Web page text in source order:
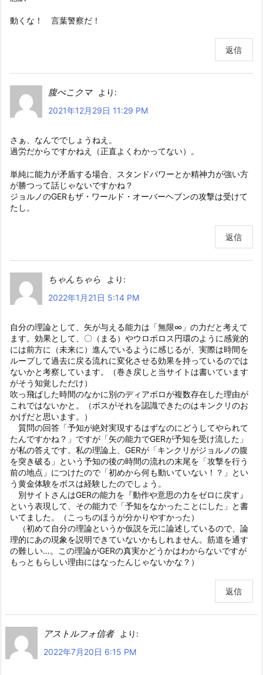
動くな！ 言葉警察だ！
返信
腹ぺこクマ
より:
2021年12月29日 11:29 PM
さぁ、なんででしょうねえ。
過労だからですかねえ（正直よくわかってない）。
単純に能力が矛盾する場合、スタンドパワーとか精神力が強い方
が勝つって話じゃないですかね？
ジョルノのGERもザ・ワールド・オーバーヘブンの攻撃は受けて
たし。
返信
ちゃんちゃら
より:
2022年1月21日 5:14 PM
自分の理論として、矢が与える能力は「無限∞」の力だと考えて
ます。効果として、〇（まる）やウロボロス円環のように感覚的
には前方に（未来に）進んでいるように感じるが、実際は時間を
ループして過去に戻る流れに変化させる効果を持っているのでは
ないかと考察しています。（巻き戻しと当サイトは書いています
がそう知覚しただけ）
吹っ飛ばした時間のなかに別のディアボロが複数存在した理由が
これではないかと。（ボスがそれを認識できたのはキンクリのお
かげだと思います。）
質問の回答「予知が絶対実現するはずなのにどうしてやられて
たんですかね？」ですが「矢の能力でGERが予知を受け流した」
が私の答えです。私の理論上、GERが「キンクリがジョルノの腹
を突き破る」という予知の後の時間の流れの末尾を「攻撃を行う
前の地点」につけたので「初めから何も動いていない！？」とい
う黄金体験をボスは経験したのでしょう。
別サイトさんはGERの能力を『動作や意思の力をゼロに戻す』
という表現して、その能力で「予知をなかったことにした」と書
いてました。（こっちのほうが分かりやすかった）
（初めて自分の理論というか仮説を元に論述しているので、論
理的にあの現象を説明できていないかもしれません。筋道を通す
の難しい…。この理論がGERの真実かどうかはわからないですが
もっともらしい理由にはなったんじゃないかな？）
返信
アストルフォ信者
より:
2022年7月20日 6:15 PM